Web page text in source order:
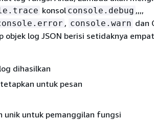
konsol console.debug ,,,,
, console.warn dan
objek log JSON berisi setidaknya
dihasilkan
untuk pesan
unik untuk pemanggilan fungsi